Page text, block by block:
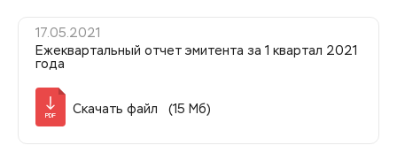
17.05.2021
Ежеквартальный отчет эмитента за 1 квартал 2021
года
PDF
Скачать файл (15 Мб)